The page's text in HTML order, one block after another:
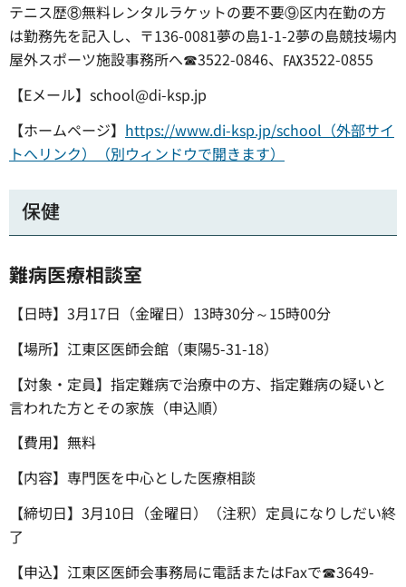
テニス歴⑧無料レンタルラケットの要不要⑨区内在勤の方
は勤務先を記入し、〒136-0081夢の島1-1-2夢の島競技場内
屋外スポーツ施設事務所へ☎3522-0846、℻3522-0855
【Eメール】school@di-ksp.jp
【ホームページ】 https://www.di-ksp.jp/school（外部サイ
トへリンク）（別ウィンドウで開きます）
保健
難病医療相談室
【日時】3月17日（金曜日）13時30分～15時00分
【場所】江東区医師会館（東陽5-31-18）
【対象・定員】指定難病で治療中の方、指定難病の疑いと
言われた方とその家族（申込順）
【費用】無料
【内容】専門医を中心とした医療相談
【締切日】3月10日（金曜日）（注釈）定員になりしだい終
了
【申込】江東区医師会事務局に電話またはFaxで☎3649-